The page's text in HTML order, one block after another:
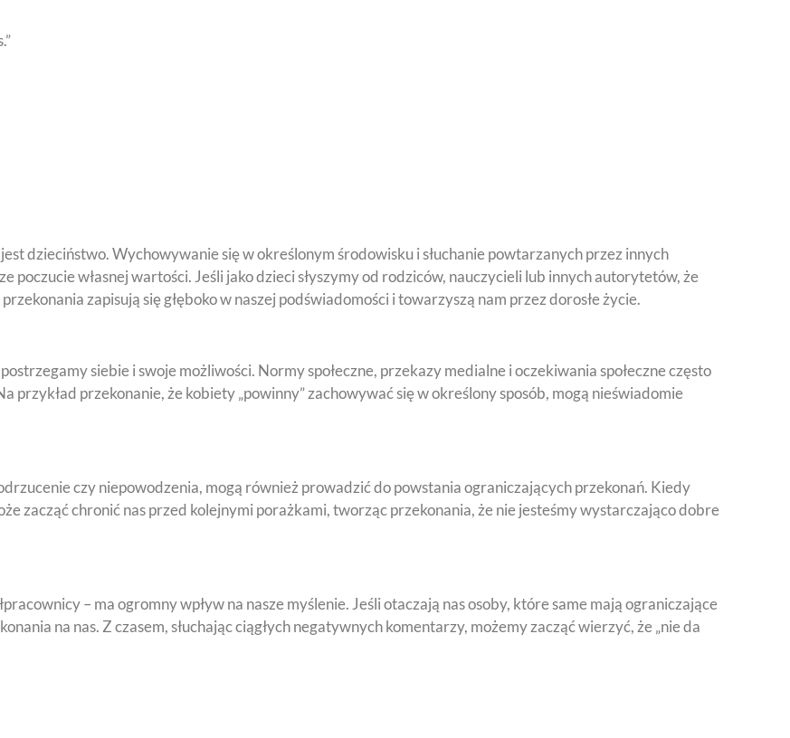
dzieciństwo. Wychowywanie się w określonym środowisku i słuchanie powtarzanych przez innych
poczucie własnej wartości. Jeśli jako dzieci słyszymy od rodziców, nauczycieli lub innych autorytetów, że
zapisują się głęboko w naszej podświadomości i towarzyszą nam przez dorosłe życie.
siebie i swoje możliwości. Normy społeczne, przekazy medialne i oczekiwania społeczne często
przykład przekonanie, że kobiety „powinny” zachowywać się w określony sposób, mogą nieświadomie
czy niepowodzenia, mogą również prowadzić do powstania ograniczających przekonań. Kiedy
zacząć chronić nas przed kolejnymi porażkami, tworząc przekonania, że nie jesteśmy wystarczająco dobre
– ma ogromny wpływ na nasze myślenie. Jeśli otaczają nas osoby, które same mają ograniczające
na nas. Z czasem, słuchając ciągłych negatywnych komentarzy, możemy zacząć wierzyć, że „nie da